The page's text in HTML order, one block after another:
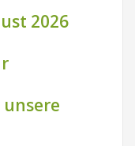
2026